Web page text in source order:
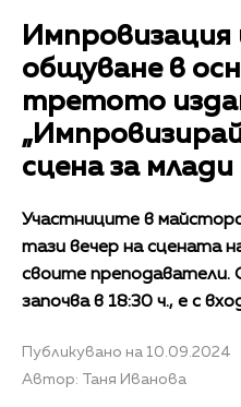
Импровизация
общуване в
третото
сцена за
Участниците в
тази вечер на сцената
своите
започва в 18:30 ч., е с
Публикувано на 10.09.2024
Автор: Таня Иванова